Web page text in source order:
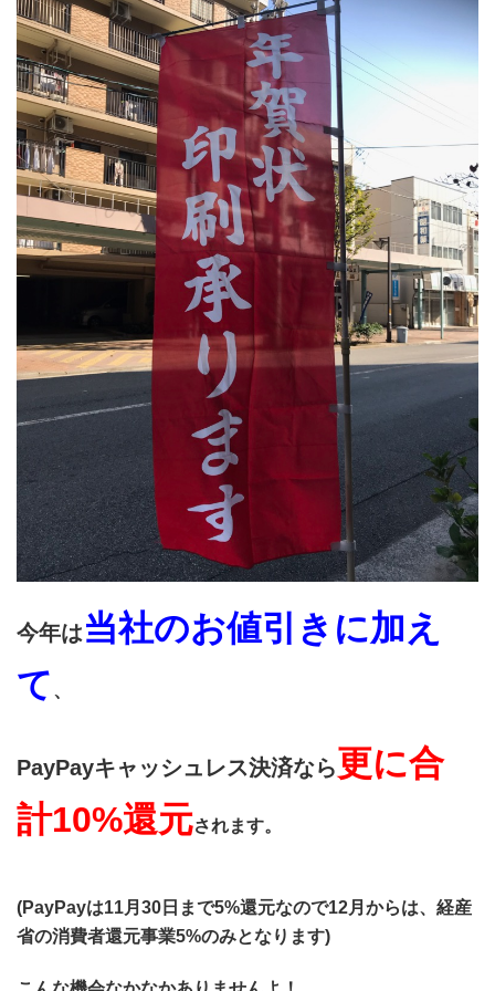
今年は当社のお値引きに加え
て 、
PayPayキャッシュレス決済なら更に合
計10%還元されます。
(PayPayは11月30日まで5%還元なので12月からは、経産
省の消費者還元事業5%のみとなります)